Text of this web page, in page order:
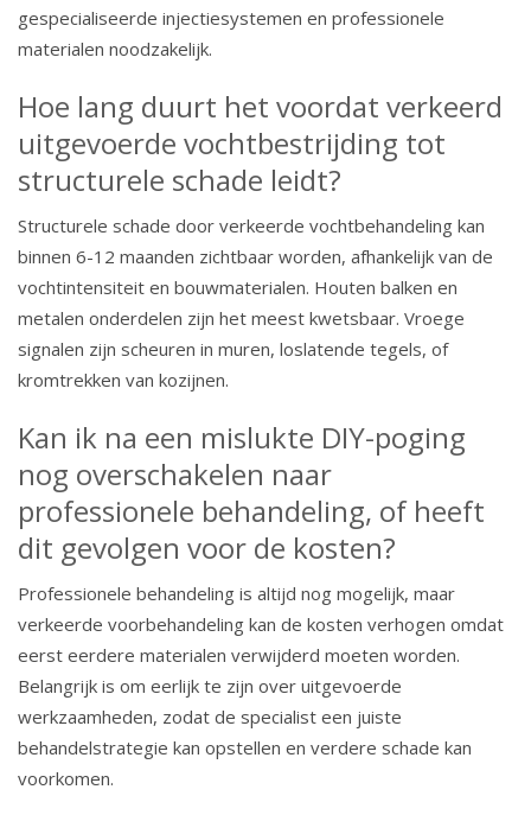
gespecialiseerde injectiesystemen en professionele
materialen noodzakelijk.
Hoe lang duurt het voordat verkeerd
uitgevoerde vochtbestrijding tot
structurele schade leidt?
Structurele schade door verkeerde vochtbehandeling kan
binnen 6-12 maanden zichtbaar worden, afhankelijk van de
vochtintensiteit en bouwmaterialen. Houten balken en
metalen onderdelen zijn het meest kwetsbaar. Vroege
signalen zijn scheuren in muren, loslatende tegels, of
kromtrekken van kozijnen.
Kan ik na een mislukte DIY-poging
nog overschakelen naar
professionele behandeling, of heeft
dit gevolgen voor de kosten?
Professionele behandeling is altijd nog mogelijk, maar
verkeerde voorbehandeling kan de kosten verhogen omdat
eerst eerdere materialen verwijderd moeten worden.
Belangrijk is om eerlijk te zijn over uitgevoerde
werkzaamheden, zodat de specialist een juiste
behandelstrategie kan opstellen en verdere schade kan
voorkomen.